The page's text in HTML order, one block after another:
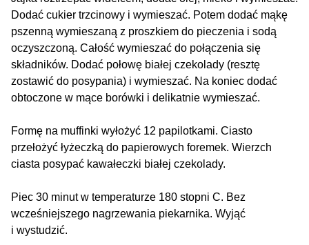
Dodać cukier trzcinowy i wymieszać. Potem dodać mąkę
pszenną wymieszaną z proszkiem do pieczenia i sodą
oczyszczoną. Całość wymieszać do połączenia się
składników. Dodać połowę białej czekolady (resztę
zostawić do posypania) i wymieszać. Na koniec dodać
obtoczone w mące borówki i delikatnie wymieszać.
Formę na muffinki wyłożyć 12 papilotkami. Ciasto
przełożyć łyżeczką do papierowych foremek. Wierzch
ciasta posypać kawałeczki białej czekolady.
Piec 30 minut w temperaturze 180 stopni C. Bez
wcześniejszego nagrzewania piekarnika. Wyjąć
i wystudzić.